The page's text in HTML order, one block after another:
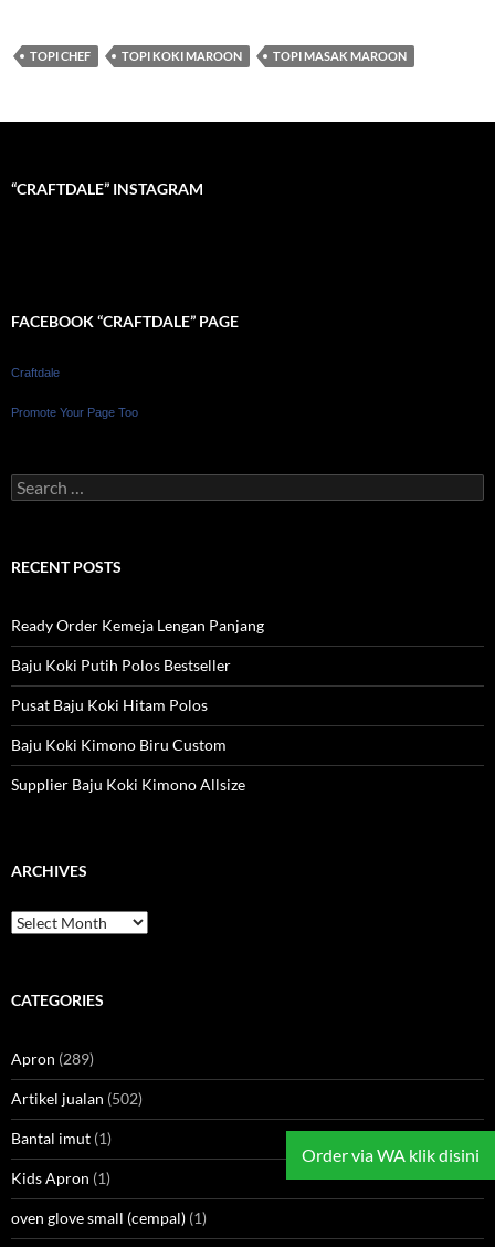
TOPI CHEF TOPI KOKI MAROON TOPI MASAK MAROON
“CRAFTDALE” INSTAGRAM
FACEBOOK “CRAFTDALE” PAGE
Craftdale
Promote Your Page Too
Search
for:
RECENT POSTS
Ready Order Kemeja Lengan Panjang
Baju Koki Putih Polos Bestseller
Pusat Baju Koki Hitam Polos
Baju Koki Kimono Biru Custom
Supplier Baju Koki Kimono Allsize
ARCHIVES
Archives
CATEGORIES
Apron (289)
Artikel jualan (502)
Bantal imut (1)
Kids Apron (1)
oven glove small (cempal) (1)
Order via WA klik disini